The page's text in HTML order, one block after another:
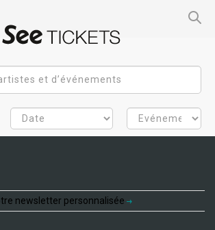
newsletter personnalisée